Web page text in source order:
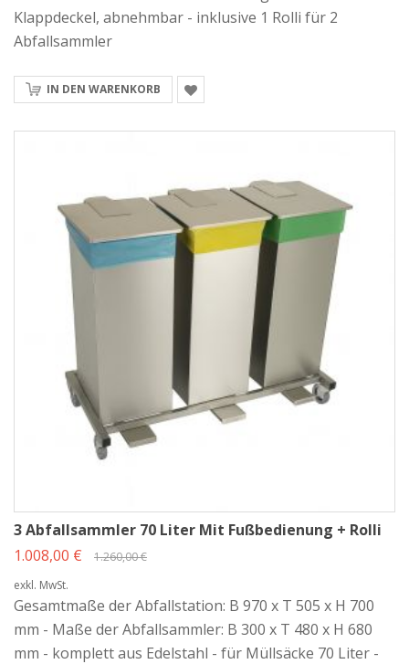
Klappdeckel, abnehmbar - inklusive 1 Rolli für 2
Abfallsammler
IN DEN WARENKORB
3 Abfallsammler 70 Liter Mit Fußbedienung + Rolli
1.008,00 €
1.260,00 €
exkl. MwSt.
Gesamtmaße der Abfallstation: B 970 x T 505 x H 700
mm - Maße der Abfallsammler: B 300 x T 480 x H 680
mm - komplett aus Edelstahl - für Müllsäcke 70 Liter -